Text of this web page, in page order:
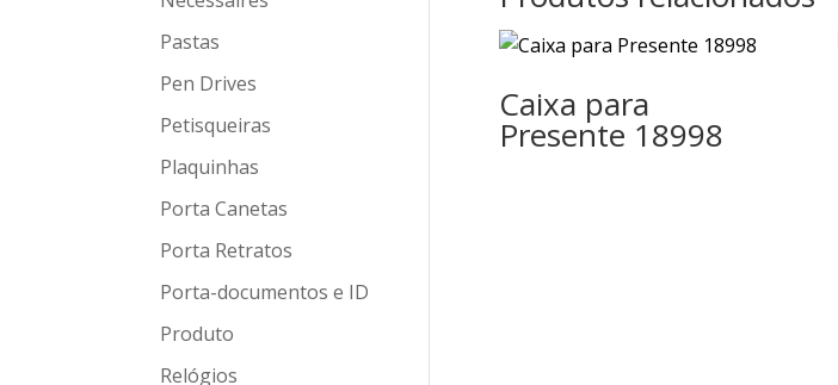
Caixa para
Presente 18998
Pastas
Pen Drives
Petisqueiras
Plaquinhas
Porta Canetas
Porta Retratos
Porta-documentos e ID
Produto
Relógios